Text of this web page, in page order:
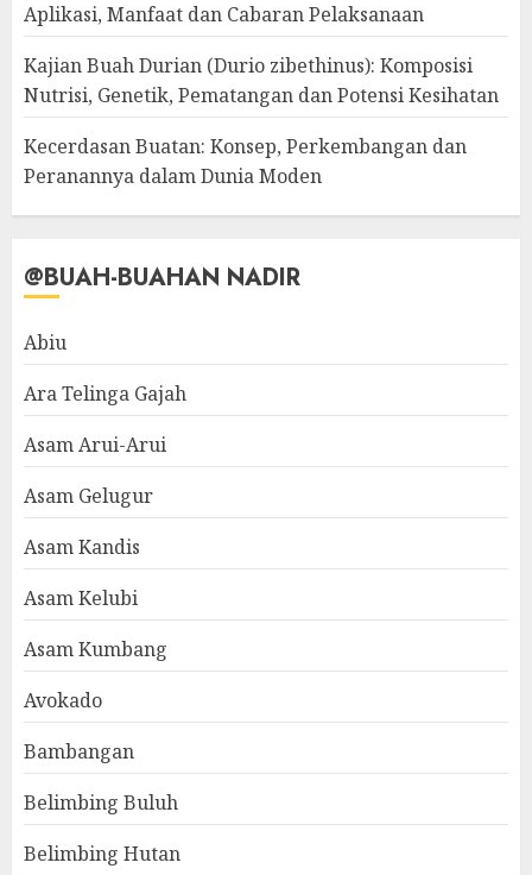
Aplikasi, Manfaat dan Cabaran Pelaksanaan
Kajian Buah Durian (Durio zibethinus): Komposisi
Nutrisi, Genetik, Pematangan dan Potensi Kesihatan
Kecerdasan Buatan: Konsep, Perkembangan dan
Peranannya dalam Dunia Moden
@BUAH-BUAHAN NADIR
Abiu
Ara Telinga Gajah
Asam Arui-Arui
Asam Gelugur
Asam Kandis
Asam Kelubi
Asam Kumbang
Avokado
Bambangan
Belimbing Buluh
Belimbing Hutan